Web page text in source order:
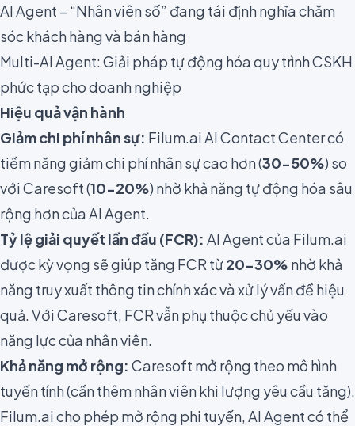
AI Agent – “Nhân viên số” đang tái định nghĩa chăm
sóc khách hàng và bán hàng
Multi-AI Agent: Giải pháp tự động hóa quy trình CSKH
phức tạp cho doanh nghiệp
Hiệu quả vận hành
Giảm chi phí nhân sự: Filum.ai AI Contact Center có
tiềm năng giảm chi phí nhân sự cao hơn (30-50%) so
với Caresoft (10-20%) nhờ khả năng tự động hóa sâu
rộng hơn của AI Agent.
Tỷ lệ giải quyết lần đầu (FCR): AI Agent của Filum.ai
được kỳ vọng sẽ giúp tăng FCR từ20-30% nhờ khả
năng truy xuất thông tin chính xác và xử lý vấn đề hiệu
quả. Với Caresoft, FCR vẫn phụ thuộc chủ yếu vào
năng lực của nhân viên.
Khả năng mở rộng: Caresoft mở rộng theo mô hình
tuyến tính (cần thêm nhân viên khi lượng yêu cầu tăng).
Filum.ai cho phép mở rộng phi tuyến, AI Agent có thể